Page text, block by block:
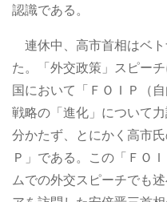
認識である。
連休中、高市首相はベ
た。「外交政策」スピー
国において「ＦＯＩＰ（
戦略の「進化」について
分かたず、とにかく高市
Ｐ」である。この「ＦＯ
ムでの外交スピーチでも